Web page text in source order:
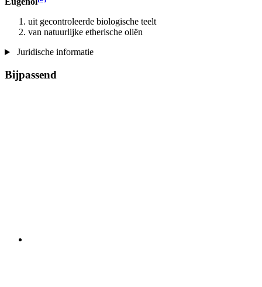
uit gecontroleerde biologische teelt
van natuurlijke etherische oliën
Juridische informatie
Bijpassend